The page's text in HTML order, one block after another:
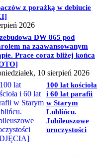
z porażką w debiucie
2026
DW 865 pod
na zaawansowanym
Prace coraz bliżej końca
10 sierpień 2026
100 lat kościoła
i 60 lat parafii
w Starym
Lublińcu.
Jubileuszowe
uroczystości